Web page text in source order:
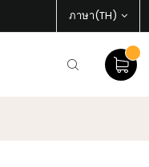
ภาษา(TH)